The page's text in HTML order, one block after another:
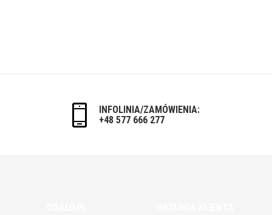
INFOLINIA/ZAMÓWIENIA:
+48 577 666 277